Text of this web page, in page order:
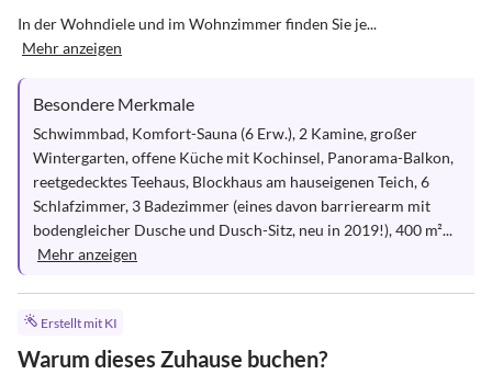
In der Wohndiele und im Wohnzimmer finden Sie je...
Mehr anzeigen
Besondere Merkmale
Schwimmbad, Komfort-Sauna (6 Erw.), 2 Kamine, großer
Wintergarten, offene Küche mit Kochinsel, Panorama-Balkon,
reetgedecktes Teehaus, Blockhaus am hauseigenen Teich, 6
Schlafzimmer, 3 Badezimmer (eines davon barrierearm mit
bodengleicher Dusche und Dusch-Sitz, neu in 2019!), 400 m²...
Mehr anzeigen
Erstellt mit KI
Warum dieses Zuhause buchen?